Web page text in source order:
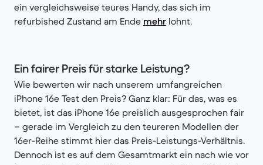
ein vergleichsweise teures Handy, das sich im
refurbished Zustand am Ende mehr lohnt.
Ein fairer Preis für starke Leistung?
Wie bewerten wir nach unserem umfangreichen
iPhone 16e Test den Preis? Ganz klar: Für das, was es
bietet, ist das iPhone 16e preislich ausgesprochen fair
– gerade im Vergleich zu den teureren Modellen der
16er-Reihe stimmt hier das Preis-Leistungs-Verhältnis.
Dennoch ist es auf dem Gesamtmarkt ein nach wie vor